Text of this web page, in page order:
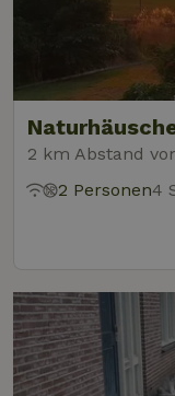
2 km Abstand
2 Personen4